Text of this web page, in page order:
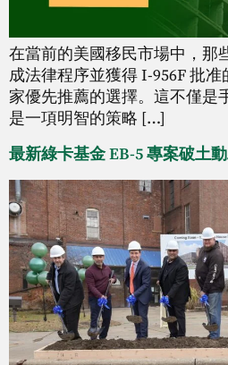
在當前的美國移民市場中，那
成法律程序並獲得 I-956F 批
家優先推薦的選擇。這不僅是
是一項明智的策略 […]
最新綠卡基金 EB-5 專案破土